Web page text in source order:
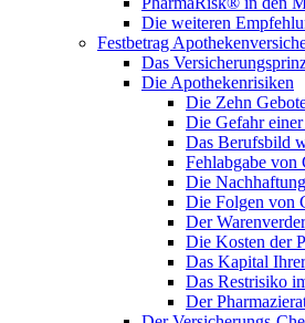
Die weiteren
Festbetrag
Das
Die Apothekenrisiken
Die Zehn
Die Gefahr
Das Berufsbild
Fehlabgabe von
Die
Die Folgen von
Der
Die Kosten der
Das Kapital
Das Restrisiko
Der